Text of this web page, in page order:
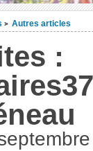
> Autres articles
: